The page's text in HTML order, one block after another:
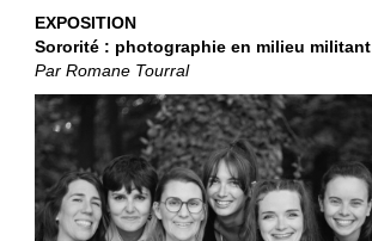
EXPOSITION
Sororité : photographie en milieu militant
Par Romane Tourral